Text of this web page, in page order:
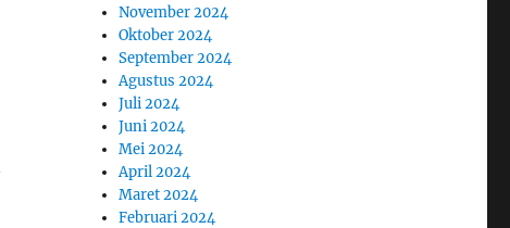
November 2024
Oktober 2024
September 2024
Agustus 2024
Juli 2024
Juni 2024
Mei 2024
April 2024
Maret 2024
Februari 2024